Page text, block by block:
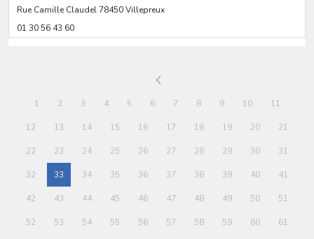
Rue Camille Claudel 78450 Villepreux
01 30 56 43 60
1 2 3 4 5 6 7 8 9 10 11
12 13 14 15 16 17 18 19 20 21
22 23 24 25 26 27 28 29 30 31
32 33 34 35 36 37 38 39 40 41
42 43 44 45 46 47 48 49 50 51
52 53 54 55 56 57 58 59 60 61